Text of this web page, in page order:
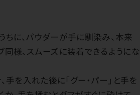
に、パウダーが手に馴染み、本来
様、スムーズに装着できるようにな
、手を入れた後に「グー・パー」と手を